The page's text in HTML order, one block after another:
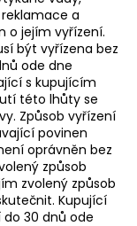
a
o jejím vyřízení.
být vyřízena bez
ode dne
s kupujícím
této lhůty se
Způsob vyřízení
povinen
oprávněn bez
způsob
zvolený způsob
Kupující
30 dnů ode